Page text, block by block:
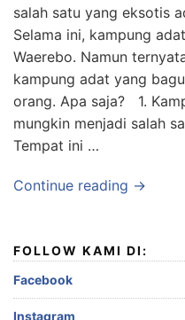
salah satu yang eksotis
Selama ini, kampung
Waerebo. Namun
kampung adat yang
orang. Apa saja? 1.
mungkin menjadi salah
Tempat ini …
Continue reading →
FOLLOW KAMI DI:
Facebook
Instagram